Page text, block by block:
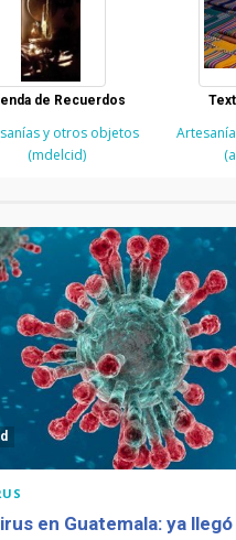
de Recuerdos
y otros objetos
(mdelcid)
en Guatemala: ya llegó